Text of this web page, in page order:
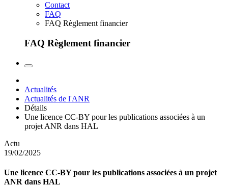
Contact
FAQ
FAQ Règlement financier
FAQ Règlement financier
Actualités
Actualités de l'ANR
Détails
Une licence CC-BY pour les publications associées à un
projet ANR dans HAL
Actu
19/02/2025
Une licence CC-BY pour les publications associées à un projet
ANR dans HAL